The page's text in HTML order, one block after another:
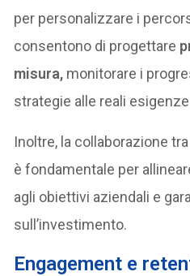
per personalizzare i
consentono di progettare
misura, monitorare i
strategie alle reali
Inoltre, la collaborazione
è fondamentale per
agli obiettivi aziendali e
sull’investimento.
Engagement e